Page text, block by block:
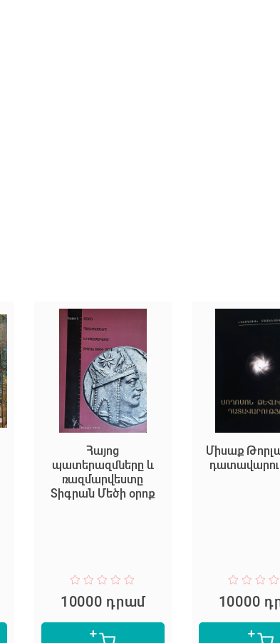
Հայոց
պատերազմները և
ռազմարվեստը
Տիգրան Մեծի օրոք
10000 դրամ
Միսաք
10000